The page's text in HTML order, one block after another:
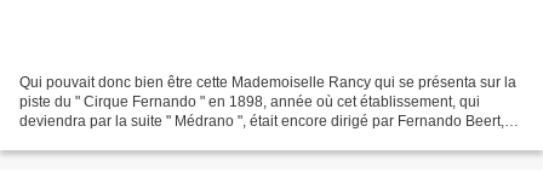
Qui pouvait donc bien être cette Mademoiselle Rancy qui se présenta sur la
piste du " Cirque Fernando " en 1898, année où cet établissement, qui
deviendra par la suite " Médrano ", était encore dirigé par Fernando Beert,